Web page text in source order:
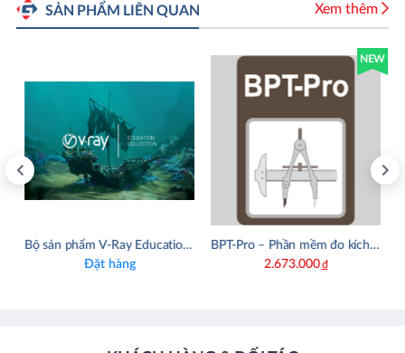
SẢN PHẨM LIÊN QUAN Xem thêm
Bộ sản phẩm V-Ray Education Collection
Đặt hàng
NEW
BPT‑Pro – Phần mềm đo kích thước CAD chuyên nghiệp cho Adobe Illustrator
2.673.000 đ